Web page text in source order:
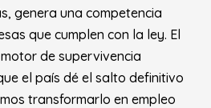
genera una competencia
que cumplen con la ley. El
de supervivencia
el país dé el salto definitivo
transformarlo en empleo